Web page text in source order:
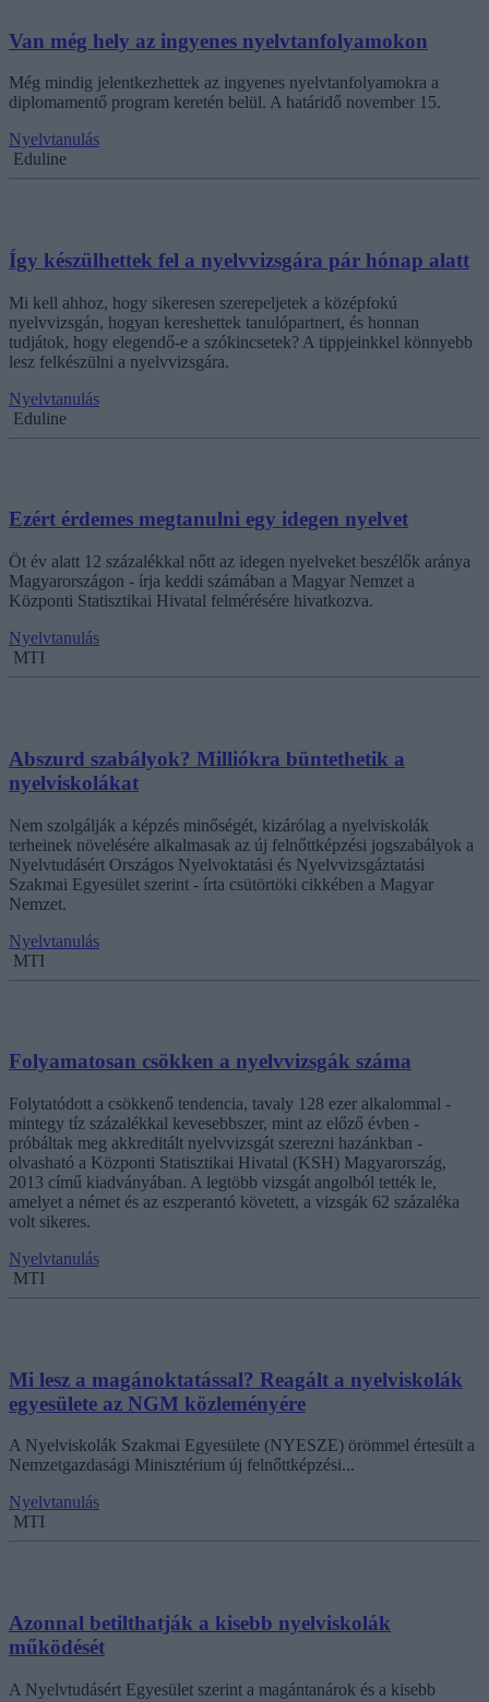
Van még hely az ingyenes nyelvtanfolyamokon
Még mindig jelentkezhettek az ingyenes nyelvtanfolyamokra a
diplomamentő program keretén belül. A határidő november 15.
Nyelvtanulás
Eduline
Így készülhettek fel a nyelvvizsgára pár hónap alatt
Mi kell ahhoz, hogy sikeresen szerepeljetek a középfokú
nyelvvizsgán, hogyan kereshettek tanulópartnert, és honnan
tudjátok, hogy elegendő-e a szókincsetek? A tippjeinkkel könnyebb
lesz felkészülni a nyelvvizsgára.
Nyelvtanulás
Eduline
Ezért érdemes megtanulni egy idegen nyelvet
Öt év alatt 12 százalékkal nőtt az idegen nyelveket beszélők aránya
Magyarországon - írja keddi számában a Magyar Nemzet a
Központi Statisztikai Hivatal felmérésére hivatkozva.
Nyelvtanulás
MTI
Abszurd szabályok? Milliókra büntethetik a
nyelviskolákat
Nem szolgálják a képzés minőségét, kizárólag a nyelviskolák
terheinek növelésére alkalmasak az új felnőttképzési jogszabályok a
Nyelvtudásért Országos Nyelvoktatási és Nyelvvizsgáztatási
Szakmai Egyesület szerint - írta csütörtöki cikkében a Magyar
Nemzet.
Nyelvtanulás
MTI
Folyamatosan csökken a nyelvvizsgák száma
Folytatódott a csökkenő tendencia, tavaly 128 ezer alkalommal -
mintegy tíz százalékkal kevesebbszer, mint az előző évben -
próbáltak meg akkreditált nyelvvizsgát szerezni hazánkban -
olvasható a Központi Statisztikai Hivatal (KSH) Magyarország,
2013 című kiadványában. A legtöbb vizsgát angolból tették le,
amelyet a német és az eszperantó követett, a vizsgák 62 százaléka
volt sikeres.
Nyelvtanulás
MTI
Mi lesz a magánoktatással? Reagált a nyelviskolák
egyesülete az NGM közleményére
A Nyelviskolák Szakmai Egyesülete (NYESZE) örömmel értesült a
Nemzetgazdasági Minisztérium új felnőttképzési...
Nyelvtanulás
MTI
Azonnal betilthatják a kisebb nyelviskolák
működését
A Nyelvtudásért Egyesület szerint a magántanárok és a kisebb